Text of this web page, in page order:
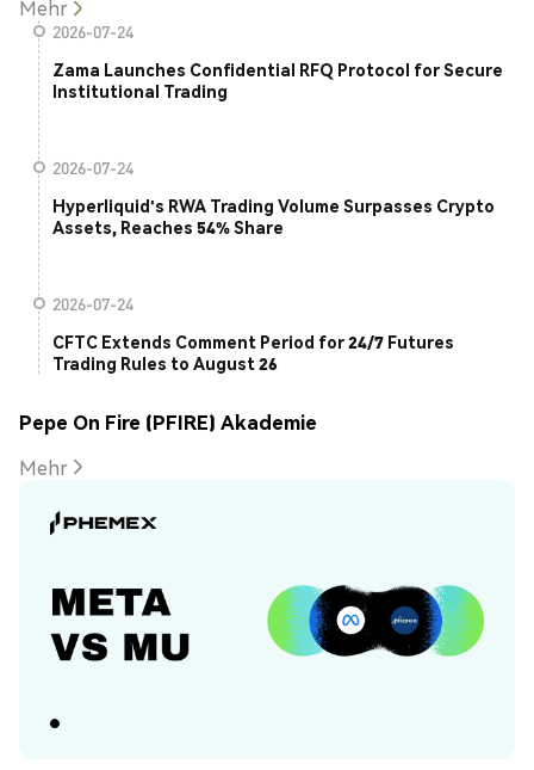
Mehr
2026-07-24
Zama Launches Confidential RFQ Protocol for Secure
Institutional Trading
2026-07-24
Hyperliquid's RWA Trading Volume Surpasses Crypto
Assets, Reaches 54% Share
2026-07-24
CFTC Extends Comment Period for 24/7 Futures
Trading Rules to August 26
Pepe On Fire (PFIRE) Akademie
Mehr